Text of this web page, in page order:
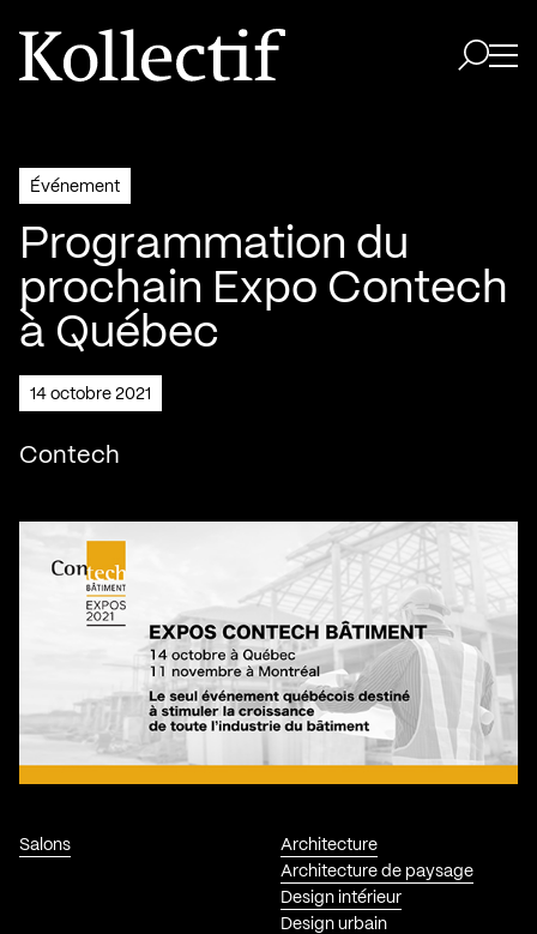
Aller à la page d'accueil
Logo Kollectif
Événement
Programmation du
prochain Expo Contech
à Québec
14 octobre 2021
Contech
Salons
Architecture
Architecture de paysage
Design intérieur
Design urbain